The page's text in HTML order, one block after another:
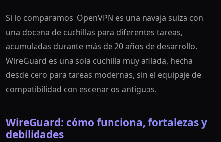
Si lo comparamos: OpenVPN es una navaja suiza con
una docena de cuchillas para diferentes tareas,
acumuladas durante más de 20 años de desarrollo.
WireGuard es una sola cuchilla muy afilada, hecha
desde cero para tareas modernas, sin el equipaje de
compatibilidad con escenarios antiguos.
WireGuard: cómo funciona, fortalezas y
debilidades